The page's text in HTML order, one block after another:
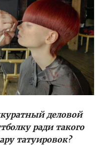
деловой
ради такого
татуировок?